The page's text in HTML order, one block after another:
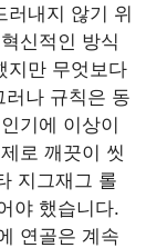
러내지 않기 위
신적인 방식
지만 무엇보다
나 규칙은 동
기에 이상이
로 깨끗이 씻
지그재그 롤
야 했습니다.
연골은 계속